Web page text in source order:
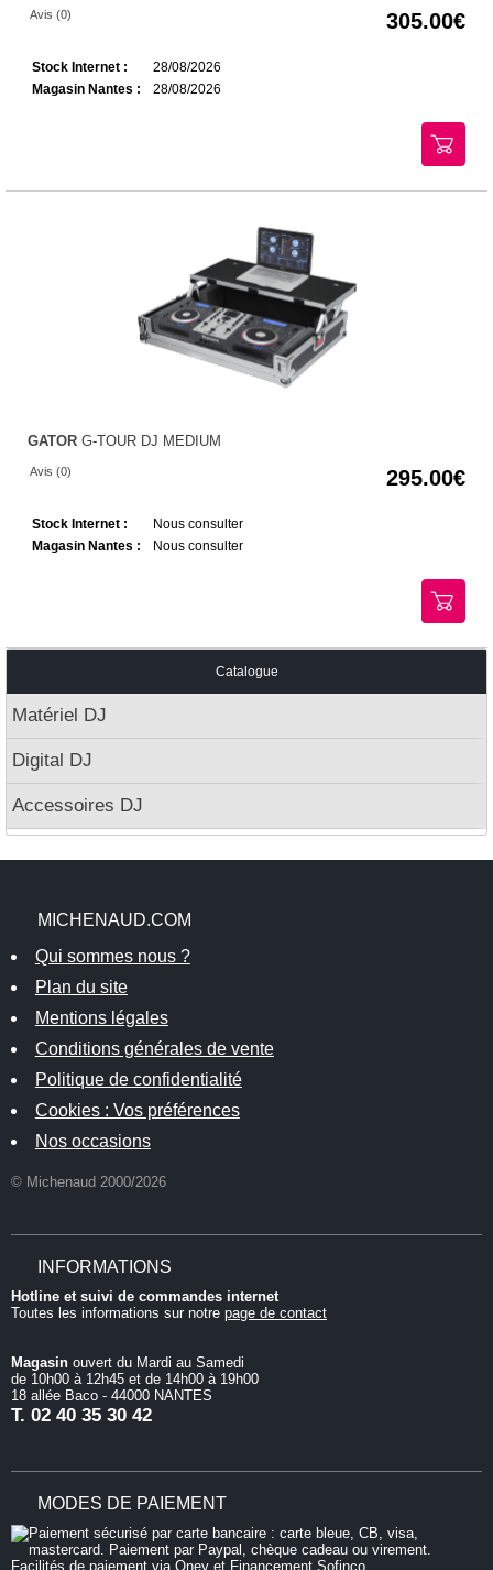
Avis (0) 305.00
Stock Internet :
28/08/2026
Magasin Nantes :
28/08/2026
GATOR G-TOUR DJ MEDIUM
Avis (0) 295.00
Stock Internet :
Nous consulter
Magasin Nantes :
Nous consulter
Catalogue
Matériel DJ
Digital DJ
Accessoires DJ
MICHENAUD.COM
Qui sommes nous ?
Plan du site
Mentions légales
Conditions générales de vente
Politique de confidentialité
Cookies : Vos préférences
Nos occasions
© Michenaud 2000/2026
INFORMATIONS
Hotline et suivi de commandes internet
Toutes les informations sur notre page de contact
Magasin ouvert du Mardi au Samedi
de 10h00 à 12h45 et de 14h00 à 19h00
18 allée Baco - 44000 NANTES
T. 02 40 35 30 42
MODES DE PAIEMENT